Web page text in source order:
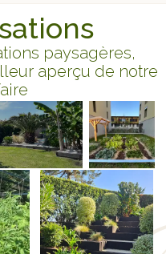
paysagères,
aperçu de notre